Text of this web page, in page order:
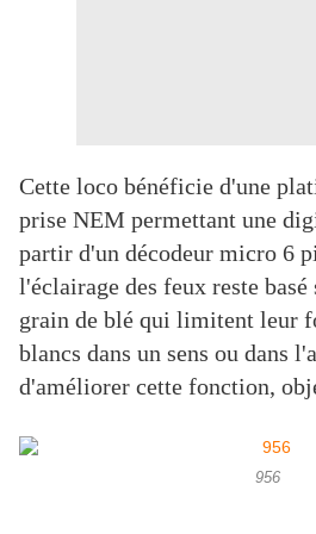
Cette loco bénéficie d'une
prise NEM permettant une
partir d'un décodeur micro 6
l'éclairage des feux reste basé
grain de blé qui limitent leur
blancs dans un sens ou dans
d'améliorer cette fonction,
956